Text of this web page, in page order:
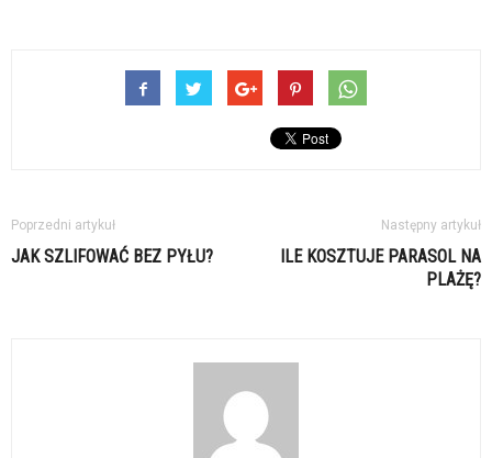
Poprzedni artykuł
JAK SZLIFOWAĆ BEZ PYŁU?
Następny artykuł
ILE KOSZTUJE PARASOL NA
PLAŻĘ?